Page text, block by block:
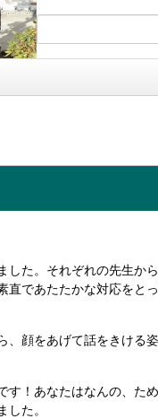
した。それぞれの先生か
であたたかな対応をとっ
顔をあげて話をきける
！あなたはなんの、た
た。